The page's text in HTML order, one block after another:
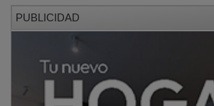
La cita ha congregado a una amplia
asociaciones vecinales
Iriépal, Estación-Manantiales,
Adoratrices, Alamín, Las Cañas,